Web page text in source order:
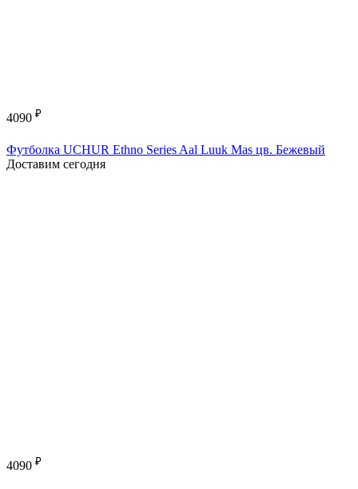
4090 ₽
Футболка UCHUR Ethno Series Aal Luuk Mas цв. Бежевый
Доставим сегодня
4090 ₽